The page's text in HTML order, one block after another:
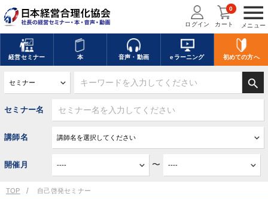
menu
メニュー
ログイン カート
0
経営セミナー 本 音声・動画 eラーニング 初めての方へ
search
セミナー名
講師名
開催月 〜
TOP 自己啓発セミナー